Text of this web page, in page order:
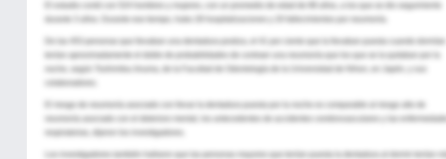
El estudio contó con 524 hombres y mujeres, con un promedio de edad de 88 años, a los que se dio seguimiento
durante 3 años. Durante ese tiempo, hubo 28 hospitalizaciones y 20 fallecimientos por neumonía.
tenían aproximadamente el doble de probabilidades de contraer una neumonía que los que se la quitaban por la
noche, según Toshimitsu Iinuma, de la Facultad de Odontología de la Universidad de Nihon, en Japón, y sus
El riesgo de neumonía asociado con llevar la dentadura puesta por la noche es comparable al riesgo alto de
respiratorias, dijeron los investigadores.
Los investigadores también hallaron que las personas mayores que tenían puesta la dentadura al dormir tenían